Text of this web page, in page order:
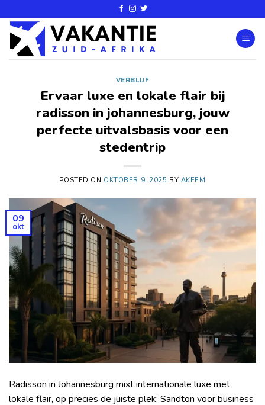
VERBLIJF
Ervaar luxe en lokale flair bij
radisson in johannesburg, jouw
perfecte uitvalsbasis voor een
stedentrip
POSTED ON OKTOBER 9, 2025 BY AKEEM
09
okt
Radisson in Johannesburg mixt internationale luxe met
lokale flair, op precies de juiste plek: Sandton voor business